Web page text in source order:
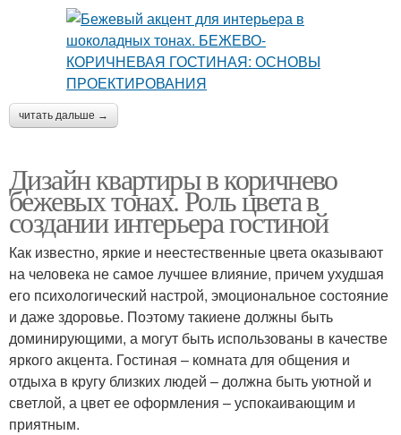
читать дальше →
Дизайн квартиры в коричнево
бежевых тонах. Роль цвета в
создании интерьера гостиной
Как известно, яркие и неестественные цвета оказывают
на человека не самое лучшее влияние, причем ухудшая
его психологический настрой, эмоциональное состояние
и даже здоровье. Поэтому такиене должны быть
доминирующими, а могут быть использованы в качестве
яркого акцента. Гостиная – комната для общения и
отдыха в кругу близких людей – должна быть уютной и
светлой, а цвет ее оформления – успокаивающим и
приятным.